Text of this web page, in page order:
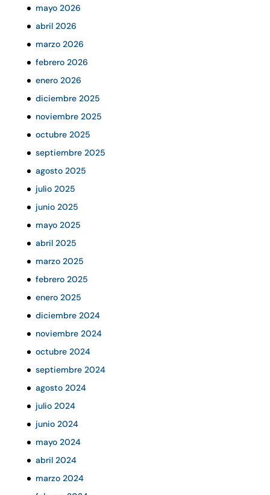
mayo 2026
abril 2026
marzo 2026
febrero 2026
enero 2026
diciembre 2025
noviembre 2025
octubre 2025
septiembre 2025
agosto 2025
julio 2025
junio 2025
mayo 2025
abril 2025
marzo 2025
febrero 2025
enero 2025
diciembre 2024
noviembre 2024
octubre 2024
septiembre 2024
agosto 2024
julio 2024
junio 2024
mayo 2024
abril 2024
marzo 2024